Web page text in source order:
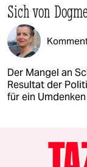
Sich von
Der Mangel an
Resultat der
für ein